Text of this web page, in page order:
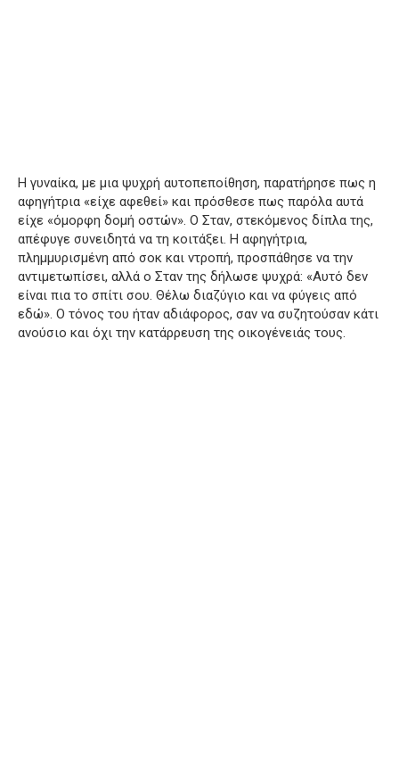
Η γυναίκα, με μια ψυχρή αυτοπεποίθηση, παρατήρησε πως η
αφηγήτρια «είχε αφεθεί» και πρόσθεσε πως παρόλα αυτά
είχε «όμορφη δομή οστών». Ο Σταν, στεκόμενος δίπλα της,
απέφυγε συνειδητά να τη κοιτάξει. Η αφηγήτρια,
πλημμυρισμένη από σοκ και ντροπή, προσπάθησε να την
αντιμετωπίσει, αλλά ο Σταν της δήλωσε ψυχρά: «Αυτό δεν
είναι πια το σπίτι σου. Θέλω διαζύγιο και να φύγεις από
εδώ». Ο τόνος του ήταν αδιάφορος, σαν να συζητούσαν κάτι
ανούσιο και όχι την κατάρρευση της οικογένειάς τους.